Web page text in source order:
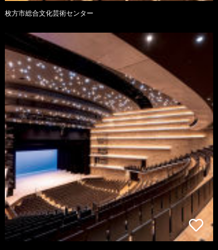
枚方市総合文化芸術センター